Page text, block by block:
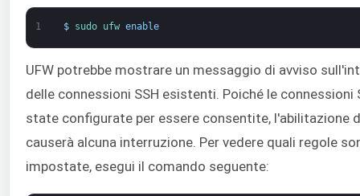
1 $ sudo ufw enable
UFW potrebbe mostrare un messaggio di avviso
delle connessioni SSH esistenti. Poiché le connessioni
state configurate per essere consentite, l'abilitazione
causerà alcuna interruzione. Per vedere quali regole
impostate, esegui il comando seguente: